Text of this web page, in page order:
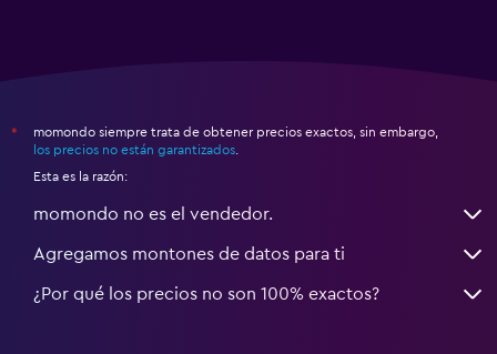
*
momondo siempre trata de obtener precios exactos, sin embargo,
los precios no están garantizados
Esta es la razón:
momondo no es el vendedor.
Agregamos montones de datos para ti
¿Por qué los precios no son 100% exactos?